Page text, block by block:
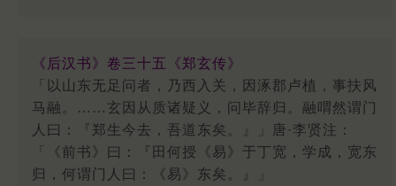
《后汉书》卷三十五《郑玄传》
「以山东无足问者，乃西入关，因涿郡卢植，事扶风
马融。……玄因从质诸疑义，问毕辞归。融喟然谓门
人曰：『郑生今去，吾道东矣。』」唐·李贤注：
「《前书》曰：『田何授《易》于丁宽，学成，宽东
归，何谓门人曰：《易》东矣。』」